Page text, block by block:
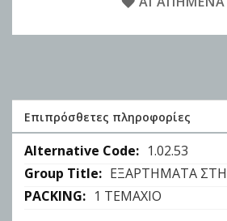
Επιπρόσθετες πληροφορίες
Επιπρόσθετες
πληροφορίες
1.02.53
ΕΞΑΡΤΗΜΑΤΑ
1 ΤΕΜΑΧΙΟ